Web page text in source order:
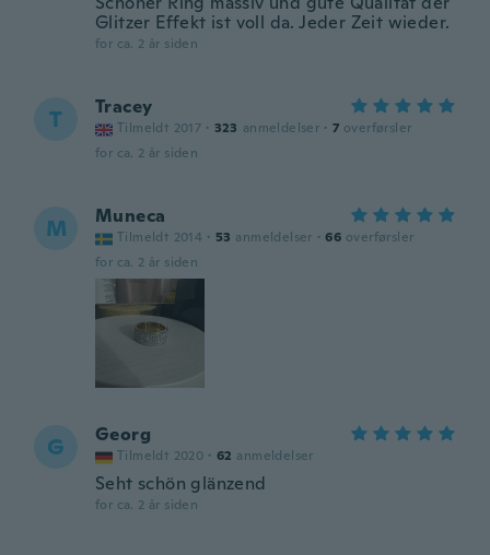
Glitzer Effekt ist voll da. Jeder Zeit wieder.
for ca. 2 år siden
T Tracey
Tilmeldt 2017 · 323 anmeldelser · 7 overførsler
for ca. 2 år siden
M Muneca
Tilmeldt 2014 · 53 anmeldelser · 66 overførsler
for ca. 2 år siden
G Georg
Tilmeldt 2020 · 62 anmeldelser
Seht schön glänzend
for ca. 2 år siden